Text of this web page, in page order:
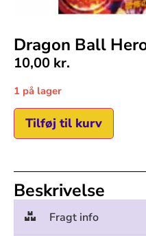
Dragon Ball
10,00 kr.
1 på lager
Tilføj til kurv
Beskrivelse
Fragt info